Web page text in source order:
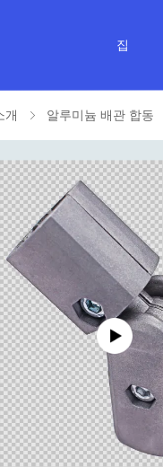
집
개 알루미늄 배관 합동